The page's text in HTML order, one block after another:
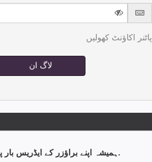
پاٹنر اکاؤنٹ کھولیں
لاگ ان
ہمیشہ اپنے براؤزر کے ایڈریس بار پر توجہ دیں.